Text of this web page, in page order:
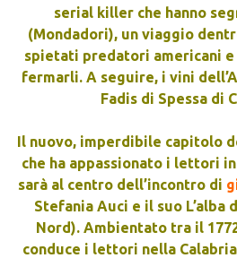
serial killer che hanno
(Mondadori), un viaggio
spietati predatori americani e
fermarli. A seguire, i vini
Fadis di Spessa di
Il nuovo, imperdibile capitolo
che ha appassionato i lettori
sarà al centro dell’incontro di
Stefania Auci e il suo L’alba
Nord). Ambientato tra il
conduce i lettori nella